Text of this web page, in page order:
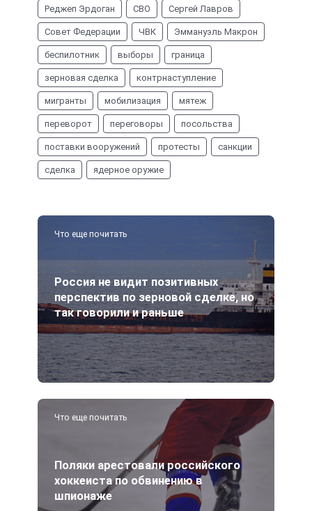
Реджеп Эрдоган СВО Сергей Лавров
Совет Федерации ЧВК Эммануэль Макрон
беспилотник выборы граница
зерновая сделка контрнаступление
мигранты мобилизация мятеж
переворот переговоры посольства
поставки вооружений протесты санкции
сделка ядерное оружие
Что еще почитать
Россия не видит позитивных
перспектив по зерновой сделке, но
так говорили и раньше
Что еще почитать
Поляки арестовали российского
хоккеиста по обвинению в
шпионаже